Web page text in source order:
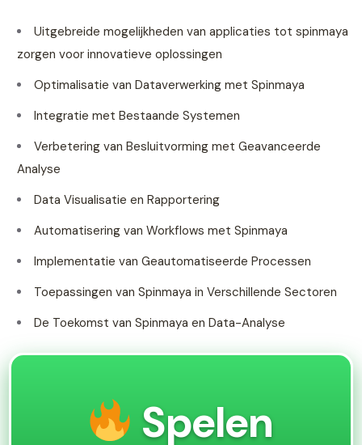
Uitgebreide mogelijkheden van applicaties tot spinmaya
zorgen voor innovatieve oplossingen
Optimalisatie van Dataverwerking met Spinmaya
Integratie met Bestaande Systemen
Verbetering van Besluitvorming met Geavanceerde
Analyse
Data Visualisatie en Rapportering
Automatisering van Workflows met Spinmaya
Implementatie van Geautomatiseerde Processen
Toepassingen van Spinmaya in Verschillende Sectoren
De Toekomst van Spinmaya en Data-Analyse
Spelen